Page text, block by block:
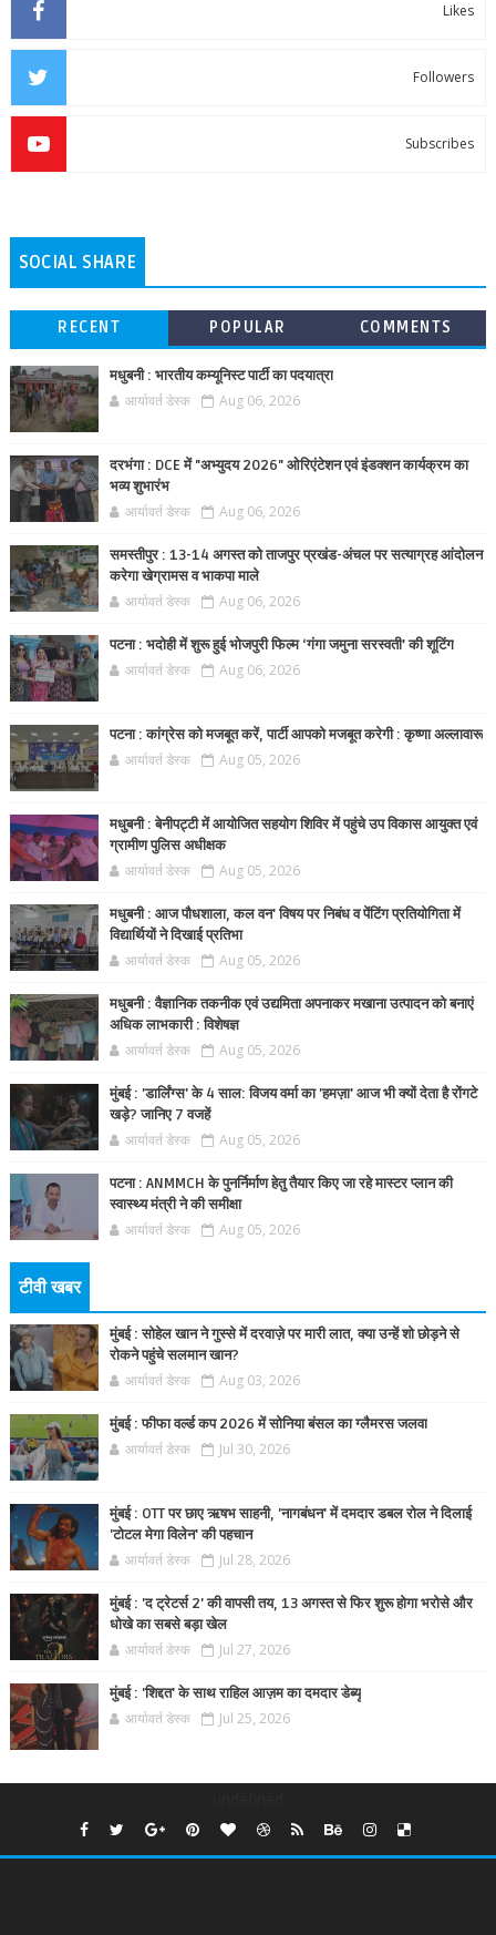
Likes
Followers
Subscribes
SOCIAL SHARE
RECENT POPULAR COMMENTS
मधुबनी : भारतीय कम्यूनिस्ट पार्टी का पदयात्रा
आर्यावर्त डेस्क Aug 06, 2026
दरभंगा : DCE में "अभ्युदय 2026" ओरिएंटेशन एवं इंडक्शन कार्यक्रम का
भव्य शुभारंभ
आर्यावर्त डेस्क Aug 06, 2026
समस्तीपुर : 13-14 अगस्त को ताजपुर प्रखंड-अंचल पर सत्याग्रह आंदोलन
करेगा खेग्रामस व भाकपा माले
आर्यावर्त डेस्क Aug 06, 2026
पटना : भदोही में शुरू हुई भोजपुरी फिल्म ‘गंगा जमुना सरस्वती’ की शूटिंग
आर्यावर्त डेस्क Aug 06, 2026
पटना : कांग्रेस को मजबूत करें, पार्टी आपको मजबूत करेगी : कृष्णा अल्लावारू
आर्यावर्त डेस्क Aug 05, 2026
मधुबनी : बेनीपट्टी में आयोजित सहयोग शिविर में पहुंचे उप विकास आयुक्त एवं
ग्रामीण पुलिस अधीक्षक
आर्यावर्त डेस्क Aug 05, 2026
मधुबनी : आज पौधशाला, कल वन' विषय पर निबंध व पेंटिंग प्रतियोगिता में
विद्यार्थियों ने दिखाई प्रतिभा
आर्यावर्त डेस्क Aug 05, 2026
मधुबनी : वैज्ञानिक तकनीक एवं उद्यमिता अपनाकर मखाना उत्पादन को बनाएं
अधिक लाभकारी : विशेषज्ञ
आर्यावर्त डेस्क Aug 05, 2026
मुंबई : 'डार्लिंग्स' के 4 साल: विजय वर्मा का 'हमज़ा' आज भी क्यों देता है रोंगटे
खड़े? जानिए 7 वजहें
आर्यावर्त डेस्क Aug 05, 2026
पटना : ANMMCH के पुनर्निर्माण हेतु तैयार किए जा रहे मास्टर प्लान की
स्वास्थ्य मंत्री ने की समीक्षा
आर्यावर्त डेस्क Aug 05, 2026
टीवी खबर
मुंबई : सोहेल खान ने गुस्से में दरवाज़े पर मारी लात, क्या उन्हें शो छोड़ने से
रोकने पहुंचे सलमान खान?
आर्यावर्त डेस्क Aug 03, 2026
मुंबई : फीफा वर्ल्ड कप 2026 में सोनिया बंसल का ग्लैमरस जलवा
आर्यावर्त डेस्क Jul 30, 2026
मुंबई : OTT पर छाए ऋषभ साहनी, 'नागबंधन' में दमदार डबल रोल ने दिलाई
'टोटल मेगा विलेन' की पहचान
आर्यावर्त डेस्क Jul 28, 2026
मुंबई : 'द ट्रेटर्स 2' की वापसी तय, 13 अगस्त से फिर शुरू होगा भरोसे और
धोखे का सबसे बड़ा खेल
आर्यावर्त डेस्क Jul 27, 2026
मुंबई : 'शिद्दत' के साथ राहिल आज़म का दमदार डेब्यू
आर्यावर्त डेस्क Jul 25, 2026